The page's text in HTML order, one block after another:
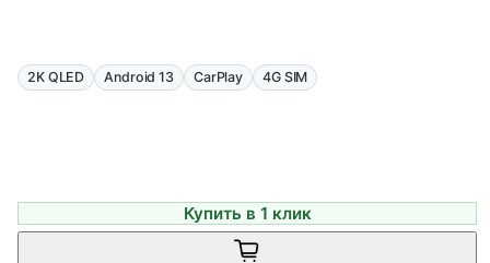
2K QLED Android 13 CarPlay 4G SIM
Купить в 1 клик